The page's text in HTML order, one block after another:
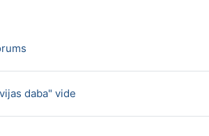
daba" vide